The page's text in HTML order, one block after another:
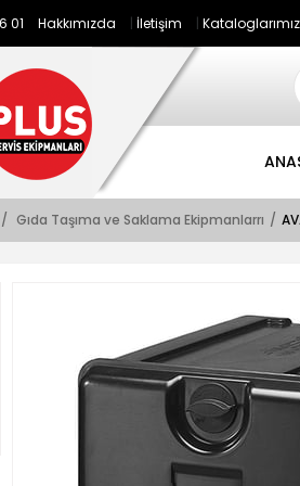
01 Hakkımızda İletişim Kataloglarımız
Gıda Taşıma ve Saklama Ekipmanlarrı